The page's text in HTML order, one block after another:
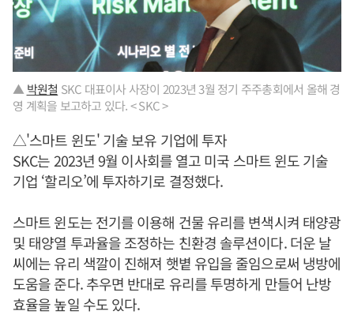
▲ 박원철 SKC 대표이사 사장이 2023년 3월 정기 주주총회에서 올해 경
영 계획을 보고하고 있다. < SKC >
△'스마트 윈도' 기술 보유 기업에 투자
SKC는 2023년 9월 이사회를 열고 미국 스마트 윈도 기술
기업 ‘할리오’에 투자하기로 결정했다.
스마트 윈도는 전기를 이용해 건물 유리를 변색시켜 태양광
및 태양열 투과율을 조정하는 친환경 솔루션이다. 더운 날
씨에는 유리 색깔이 진해져 햇볕 유입을 줄임으로써 냉방에
도움을 준다. 추우면 반대로 유리를 투명하게 만들어 난방
효율을 높일 수도 있다.